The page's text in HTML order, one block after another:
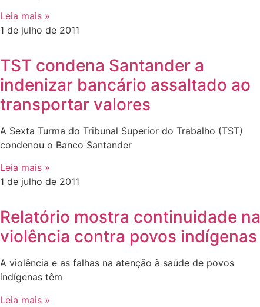
Leia mais »
1 de julho de 2011
TST condena Santander a
indenizar bancário assaltado ao
transportar valores
A Sexta Turma do Tribunal Superior do Trabalho (TST)
condenou o Banco Santander
Leia mais »
1 de julho de 2011
Relatório mostra continuidade na
violência contra povos indígenas
A violência e as falhas na atenção à saúde de povos
indígenas têm
Leia mais »